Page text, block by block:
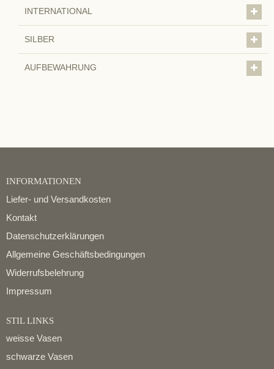
INTERNATIONAL
SILBER
AUFBEWAHRUNG
INFORMATIONEN
Liefer- und Versandkosten
Kontakt
Datenschutzerklärungen
Allgemeine Geschäftsbedingungen
Widerrufsbelehrung
Impressum
STIL LINKS
weisse Vasen
schwarze Vasen